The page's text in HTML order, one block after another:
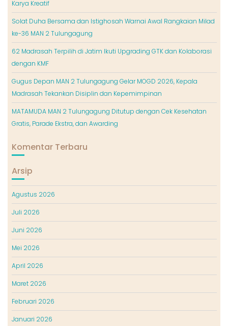
Karya Kreatif
Solat Duha Bersama dan Istighosah Warnai Awal Rangkaian Milad
ke-36 MAN 2 Tulungagung
62 Madrasah Terpilih di Jatim Ikuti Upgrading GTK dan Kolaborasi
dengan KMF
Gugus Depan MAN 2 Tulungagung Gelar MOGD 2026, Kepala
Madrasah Tekankan Disiplin dan Kepemimpinan
MATAMUDA MAN 2 Tulungagung Ditutup dengan Cek Kesehatan
Gratis, Parade Ekstra, dan Awarding
Komentar Terbaru
Arsip
Agustus 2026
Juli 2026
Juni 2026
Mei 2026
April 2026
Maret 2026
Februari 2026
Januari 2026